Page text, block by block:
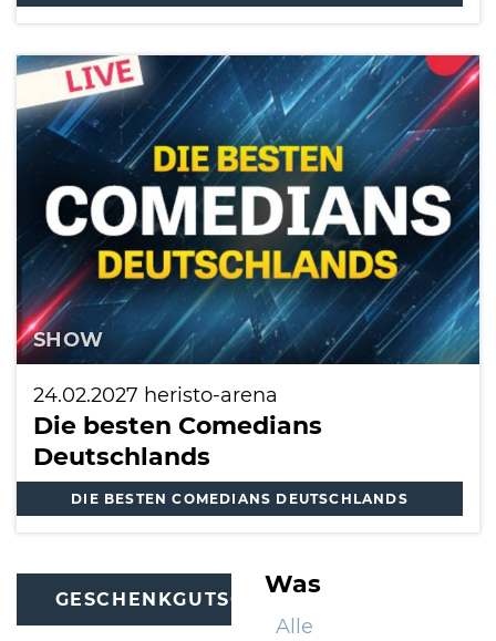
SHOW
24.02.2027 heristo-arena
Die besten Comedians
Deutschlands
DIE BESTEN COMEDIANS DEUTSCHLANDS
GESCHENKGUTSCHEINE
Was
Alle